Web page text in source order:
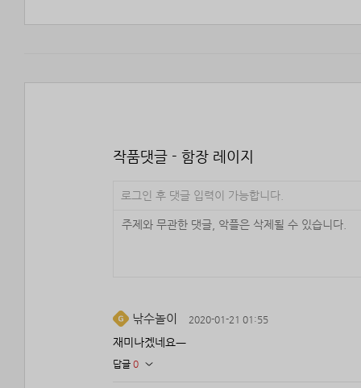
작품댓글 - 함장 레이지
로그인 후 댓글 입력이 가능합니다.
낚수놀이 2020-01-21 01:55
재미나겠네요ㅡ
답글 0